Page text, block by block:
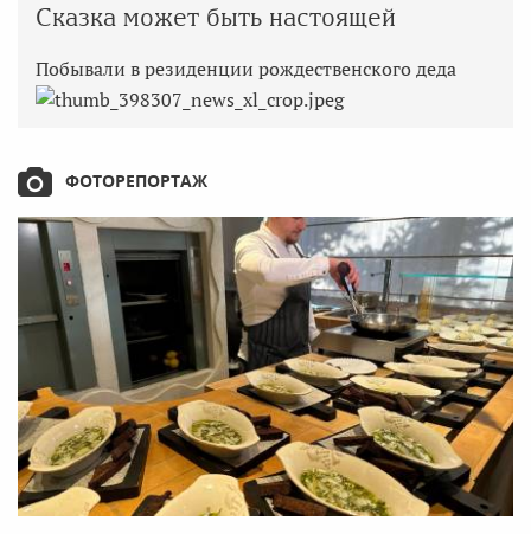
Сказка может быть настоящей
Побывали в резиденции рождественского деда
ФОТОРЕПОРТАЖ